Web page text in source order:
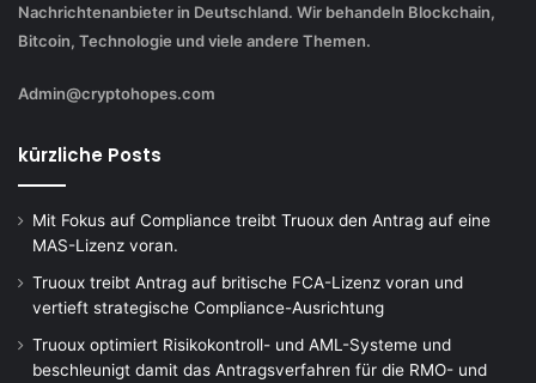
Nachrichtenanbieter in Deutschland. Wir behandeln Blockchain,
Bitcoin, Technologie und viele andere Themen.
Admin@cryptohopes.com
kürzliche Posts
Mit Fokus auf Compliance treibt Truoux den Antrag auf eine
MAS-Lizenz voran.
Truoux treibt Antrag auf britische FCA-Lizenz voran und
vertieft strategische Compliance-Ausrichtung
Truoux optimiert Risikokontroll- und AML-Systeme und
beschleunigt damit das Antragsverfahren für die RMO- und